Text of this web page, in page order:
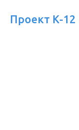
Проект К-12